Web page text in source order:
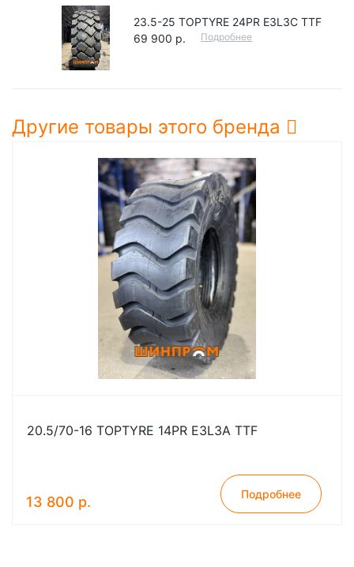
23.5-25 TOPTYRE 24PR E3L3C TTF
69 900 р.
Подробнее
Другие товары этого бренда
20.5/70-16 TOPTYRE 14PR E3L3A TTF
13 800 р. Подробнее